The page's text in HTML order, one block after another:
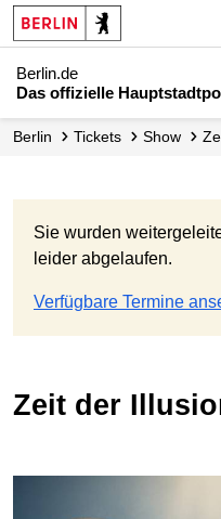
Berlin.de
Das offizielle
Berlin Tickets Show
Sie wurden
leider abgelaufen.
Verfügbare Termine
Zeit der